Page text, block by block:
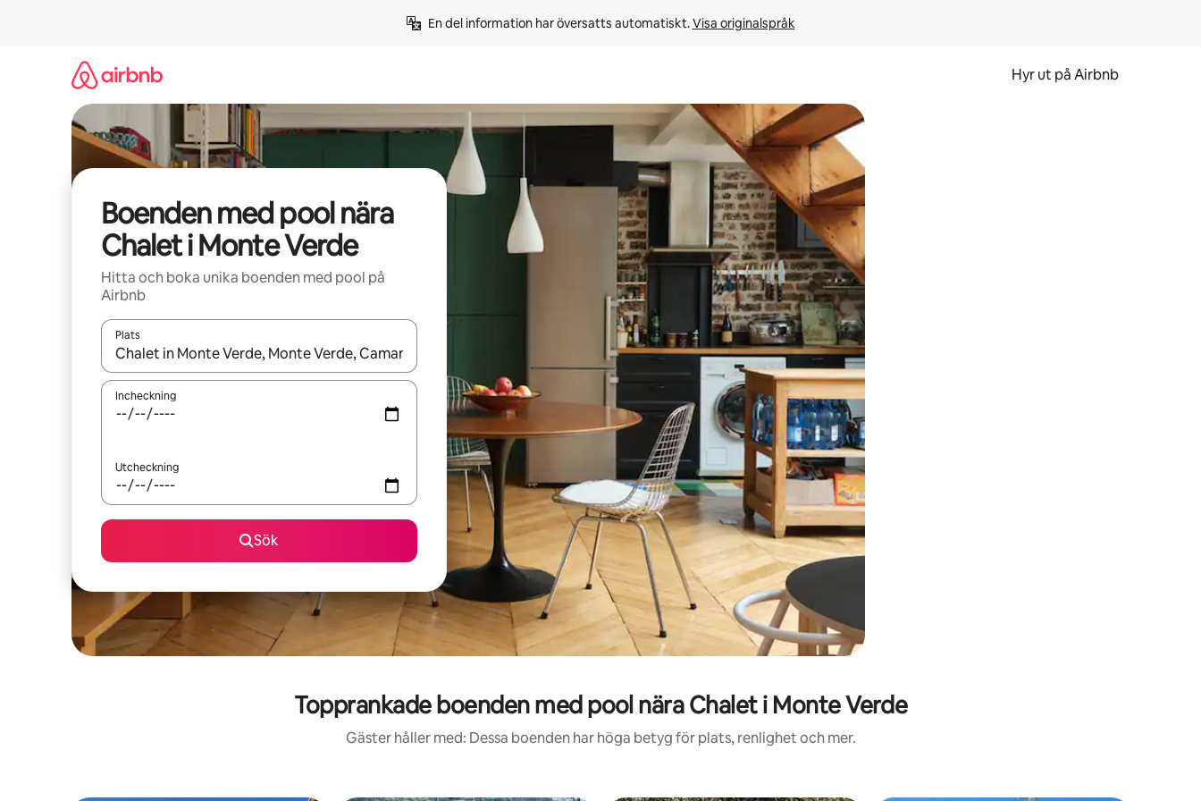
En del information har översatts automatiskt. Visa originalspråk
Hyr ut på Airbnb
Boenden med pool nära
Chalet i Monte Verde
Hitta och boka unika boenden med pool på
Airbnb
Plats
När resultaten är tillgängliga kan du navigera med upp- och nedåtpilarna eller utforska genom att trycka eller svepa.
Incheckning
Utcheckning
Sök
Topprankade boenden med pool nära Chalet i Monte Verde
Gäster håller med: Dessa boenden har höga betyg för plats, renlighet och mer.